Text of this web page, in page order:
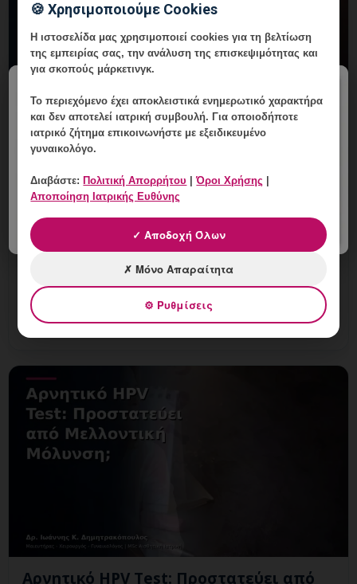
Εξατομικευμένο Πλάνο Επόμενων
Βημάτων για HPV στη Γλυφάδα
6 Αυγούστου, 2026
Εξατομικευμένο Πλάνο Επόμενων Βημάτων για HPV
στη Γλυφάδα: εξατομικευμένη γυναικολογική
αξιολόγηση, σαφές πλάνο παρακολούθησης και
ραντεβού στη Vital Woma
Αρνητικό HPV Test: Προστατεύει από
🍪 Χρησιμοποιούμε Cookies
Η ιστοσελίδα μας χρησιμοποιεί cookies για τη βελτίωση
της εμπειρίας σας, την ανάλυση της επισκεψιμότητας και
για σκοπούς μάρκετινγκ.
Το περιεχόμενο έχειαποκλειστικά ενημερωτικό χαρακτήρα
και δεν αποτελεί ιατρική συμβουλή. Για οποιοδήποτε
ιατρικό ζήτημα επικοινωνήστε με εξειδικευμένο
γυναικολόγο.
Διαβάστε: Πολιτική Απορρήτου |Όροι Χρήσης
Αποποίηση Ιατρικής Ευθύνης
✓ Αποδοχή Όλων
✗ Μόνο Απαραίτητα
⚙ Ρυθμίσεις